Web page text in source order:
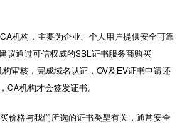
机构，主要为企业、个人用户提供安全可靠
议通过可信权威的SSL证书服务商购买
审核，完成域名认证，OV及EV证书申请还
CA机构才会签发证书。
格与我们所选的证书类型有关，通常安全